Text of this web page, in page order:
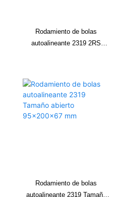
Rodamiento de bolas
autoalineante 2319 2RS
Rodamiento de bolas
autoalineante 2319 Tamaño